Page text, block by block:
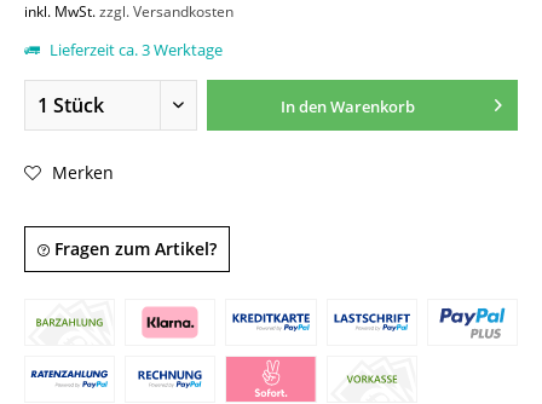
inkl. MwSt.zzgl. Versandkosten
Lieferzeit ca. 3 Werktage
In denWarenkorb
Merken
Fragen zum Artikel?